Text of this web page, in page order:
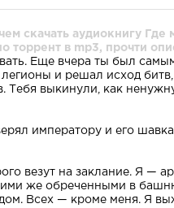
скачать аудиокнигу
торрент в mp3, прочти
Еще вчера ты был
и решал исход
Тебя выкинули, как
императору и его
везут на заклание. Я —
же обреченными в
Всех — кроме меня. Я